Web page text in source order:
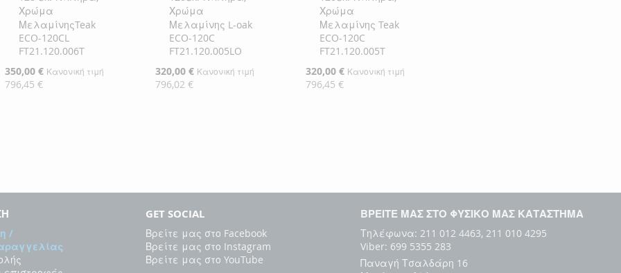
Χρώμα
ΜελαμίνηςTeak
ECO-120CL
FT21.120.006T
Ειδική
Τιμή
350,00 € Κανονική τιμή
796,45 €
Καλάθι
Χρώμα
Μελαμίνης L-oak
ECO-120C
FT21.120.005LO
Ειδική
Τιμή
320,00 € Κανονική τιμή
796,02 €
Καλάθι
Χρώμα
Μελαμίνης Teak
ECO-120C
FT21.120.005T
Ειδική
Τιμή
320,00 € Κανονική τιμή
796,45 €
Καλάθι
/
GET SOCIAL
Βρείτε μας στο Facebook
Βρείτε μας στο Instagram
Βρείτε μας στο YouTube
ΒΡΕΙΤΕ ΜΑΣ ΣΤΟ ΦΥΣΙΚΟ ΜΑΣ ΚΑΤΑΣΤΗΜΑ
Τηλέφωνα: 211 012 4463, 211 010 4295
Viber: 699 5355 283
Παναγή Τσαλδάρη 16